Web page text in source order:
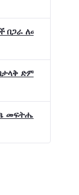
ለመስራት መከሩ፡፡
ድምቀት
መፍትሔ ጠቋሚ